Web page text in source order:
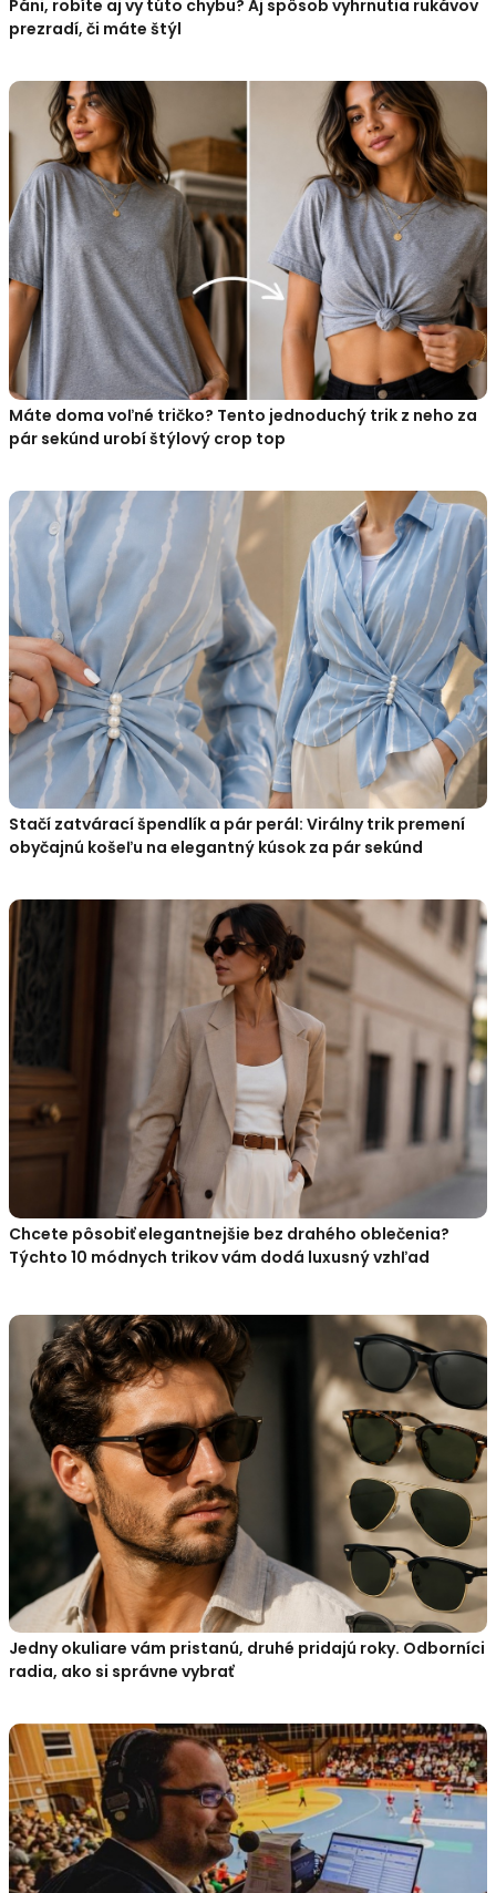
Páni, robíte aj vy túto chybu? Aj spôsob vyhrnutia rukávov
prezradí, či máte štýl
Máte doma voľné tričko? Tento jednoduchý trik z neho za
pár sekúnd urobí štýlový crop top
Stačí zatvárací špendlík a pár perál: Virálny trik premení
obyčajnú košeľu na elegantný kúsok za pár sekúnd
Chcete pôsobiť elegantnejšie bez drahého oblečenia?
Týchto 10 módnych trikov vám dodá luxusný vzhľad
Jedny okuliare vám pristanú, druhé pridajú roky. Odborníci
radia, ako si správne vybrať